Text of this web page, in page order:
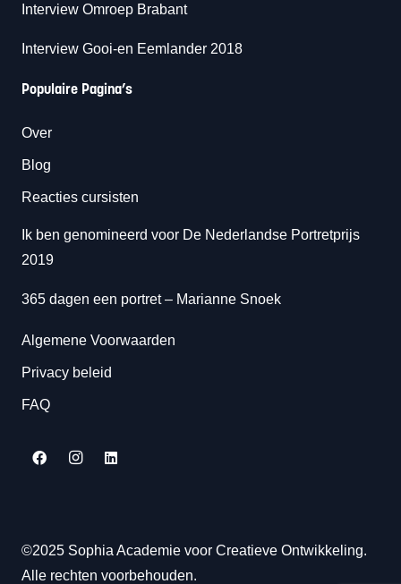
Interview Omroep Brabant
Interview Gooi-en Eemlander 2018
Populaire Pagina’s
Over
Blog
Reacties cursisten
Ik ben genomineerd voor De Nederlandse Portretprijs
2019
365 dagen een portret– Marianne Snoek
Algemene Voorwaarden
Privacy beleid
FAQ
©2025 Sophia Academie voor Creatieve Ontwikkeling.
Alle rechten voorbehouden.